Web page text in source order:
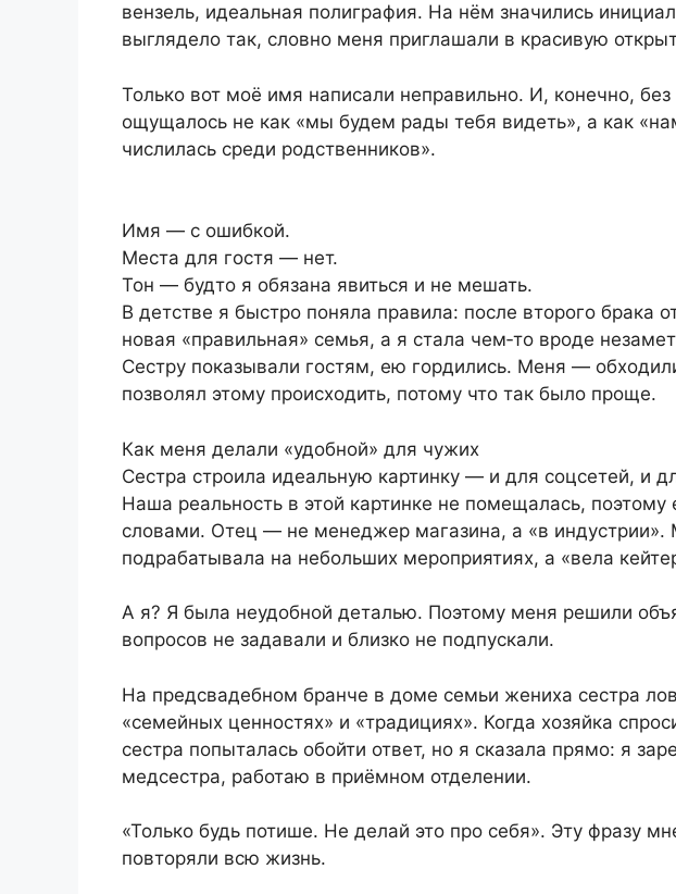
вензель, идеальная полиграфия. На нём значились
выглядело так, словно меня приглашали в красивую
Только вот моё имя написали неправильно. И, конечно,
ощущалось не как «мы будем рады тебя видеть», а как
числилась среди родственников».
Имя — с ошибкой.
Места для гостя — нет.
Тон — будто я обязана явиться и не мешать.
В детстве я быстро поняла правила: после второго брака
новая «правильная» семья, а я стала чем‑то вроде
Сестру показывали гостям, ею гордились. Меня —
позволял этому происходить, потому что так было проще.
Как меня делали «удобной» для чужих
Сестра строила идеальную картинку — и для соцсетей, и
Наша реальность в этой картинке не помещалась, поэтому
словами. Отец — не менеджер магазина, а «в
подрабатывала на небольших мероприятиях, а «вела
А я? Я была неудобной деталью. Поэтому меня решили
вопросов не задавали и близко не подпускали.
На предсвадебном бранче в доме семьи жениха сестра
«семейных ценностях» и «традициях». Когда хозяйка
сестра попыталась обойти ответ, но я сказала прямо: я
медсестра, работаю в приёмном отделении.
«Только будь потише. Не делай это про себя». Эту фразу
повторяли всю жизнь.